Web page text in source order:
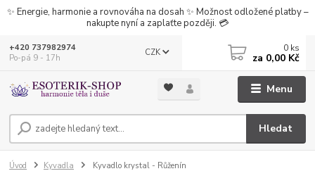
✨ Energie, harmonie a rovnováha na dosah ✨ Možnost odložené platby –
nakupte nyní a zaplaťte později. 💳
Menu
CZK
Hledat
+420 737982974
Po-pá 9 - 17h
0 ks
za 0,00 Kč
Úvod Kyvadla Kyvadlo krystal - Růženín